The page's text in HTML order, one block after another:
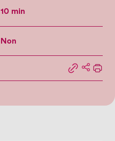
10 min
Non
Partager